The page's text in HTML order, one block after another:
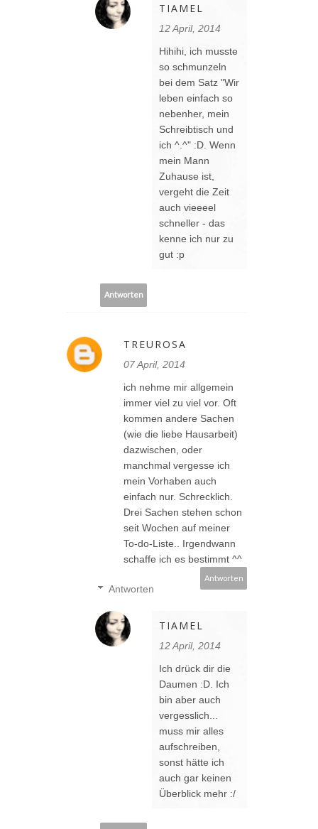
TIAMEL
12 April, 2014
Hihihi, ich musste
so schmunzeln
bei dem Satz "Wir
leben einfach so
nebenher, mein
Schreibtisch und
ich ^.^" :D. Wenn
mein Mann
Zuhause ist,
vergeht die Zeit
auch vieeeel
schneller - das
kenne ich nur zu
gut :p
Antworten
TREUROSA
07 April, 2014
ich nehme mir allgemein
immer viel zu viel vor. Oft
kommen andere Sachen
(wie die liebe Hausarbeit)
dazwischen, oder
manchmal vergesse ich
mein Vorhaben auch
einfach nur. Schrecklich.
Drei Sachen stehen schon
seit Wochen auf meiner
To-do-Liste.. Irgendwann
schaffe ich es bestimmt ^^
Antworten
Antworten
TIAMEL
12 April, 2014
Ich drück dir die
Daumen :D. Ich
bin aber auch
vergesslich...
muss mir alles
aufschreiben,
sonst hätte ich
auch gar keinen
Überblick mehr :/